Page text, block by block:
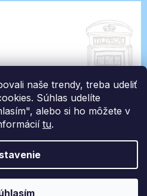
naše trendy, treba udeliť
Súhlas udelíte
alebo si ho môžete v
tu.